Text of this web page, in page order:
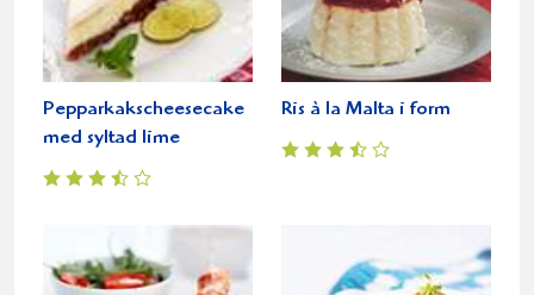
Pepparkakscheesecake
med syltad lime
Ris à la Malta i form